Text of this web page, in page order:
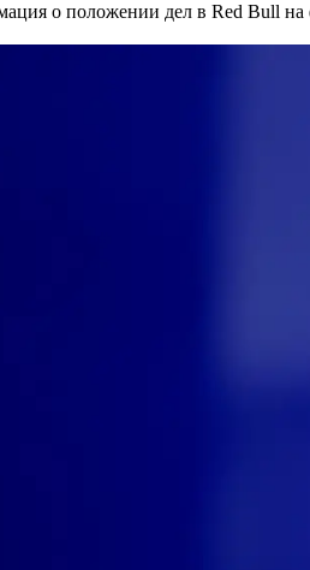
о положении дел в Red Bull на